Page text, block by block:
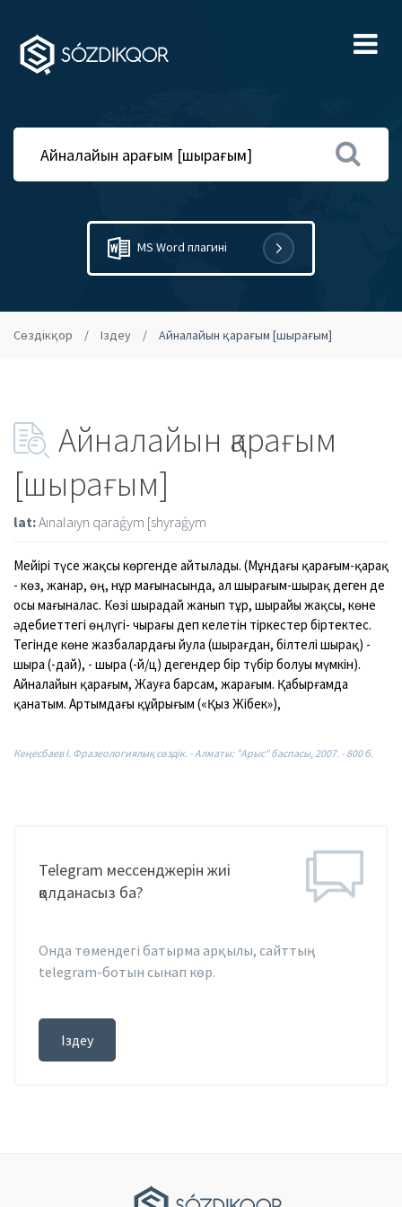
MS Word плагині
Сөздікқор Іздеу Айналайын қарағым [шырағым]
Айналайын қарағым
[шырағым]
lat:Aınalaıyn qaraǵym [shyraǵym
Мейірі түсе жақсы көргенде айтылады. (Мұндағы қарағым-қарақ
- көз, жанар, өң, нұр мағынасында, ал шырағым-шырақдеген де
осы мағыналас. Көзі шырадай жанып тұр, шырайы жақсы, көне
әдебиеттегі өңлүгі- чырағы деп келетін тіркестер біртектес.
Тегінде көне жазбалардағы йула (шырағдан, білтелі шырақ) -
шыра (-дай), - шыра (-й/ц) дегендер бір түбір болуы мүмкін).
Айналайын қарағым, Жауға барсам, жарағым. Қабырғамда
қанатым. Артымдағы құйрығым («Қыз Жібек»),
Кеңесбаев І. Фразеологиялық сөздік. - Алматы: "Арыс" баспасы, 2007. - 800 б.
Telegram мессенджерін жиі
қолданасыз ба?
Онда төмендегі батырма арқылы, сайттың
telegram-ботын сынап көр.
Іздеу